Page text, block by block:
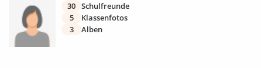
30 Schulfreunde
5
Klassenfotos
3
Alben